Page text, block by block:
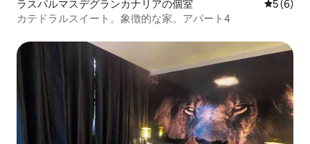
ラスパルマスデグランカナリアの個室 レビュー
5 (6)
カテドラルスイート。象徴的な家。アパート4